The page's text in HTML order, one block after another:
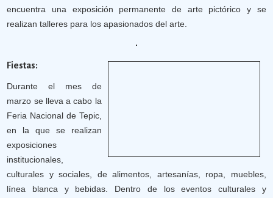
encuentra una exposición permanente de arte pictórico y se
realizan talleres para los apasionados del arte.
Fiestas:
Durante el mes de
marzo se lleva a cabo la
Feria Nacional de Tepic,
en la que se realizan
exposiciones
institucionales,
culturales y sociales, de alimentos, artesanías, ropa, muebles,
línea blanca y bebidas. Dentro de los eventos culturales y